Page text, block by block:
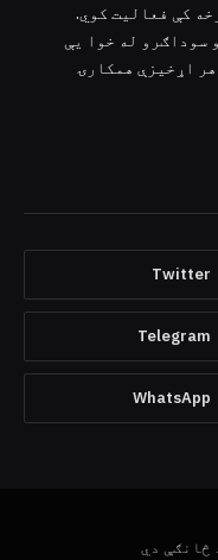
کې فعالیت کوي.
سوداګرو له خوا یې
اړخیزې همکارۍ
Twitter
Telegram
WhatsApp
څانګې دي